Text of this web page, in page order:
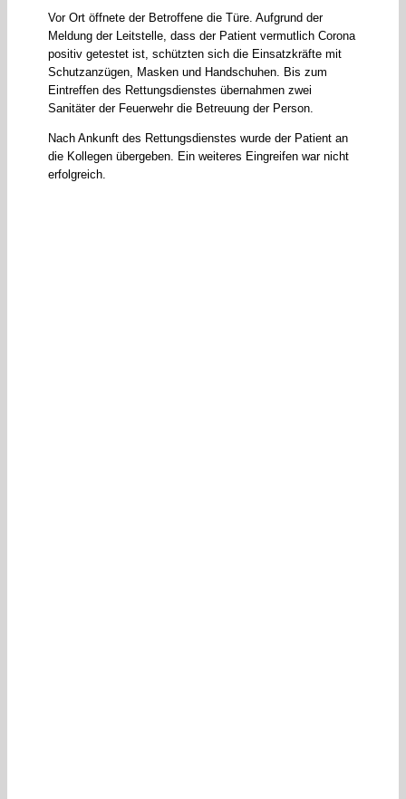
Vor Ort öffnete der Betroffene die Türe. Aufgrund der
Meldung der Leitstelle, dass der Patient vermutlich Corona
positiv getestet ist, schützten sich die Einsatzkräfte mit
Schutzanzügen, Masken und Handschuhen. Bis zum
Eintreffen des Rettungsdienstes übernahmen zwei
Sanitäter der Feuerwehr die Betreuung der Person.
Nach Ankunft des Rettungsdienstes wurde der Patient an
die Kollegen übergeben. Ein weiteres Eingreifen war nicht
erfolgreich.